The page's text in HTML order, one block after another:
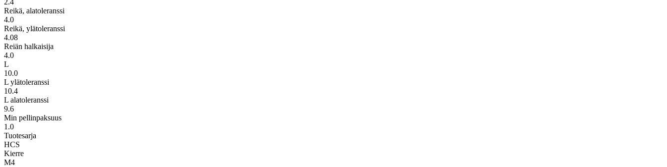
Reikä, alatoleranssi
4.0
Reikä, ylätoleranssi
4.08
Reiän halkaisija
4.0
L
10.0
L ylätoleranssi
10.4
L alatoleranssi
9.6
Min pellinpaksuus
1.0
Tuotesarja
HCS
Kierre
M4